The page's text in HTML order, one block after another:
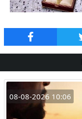
08-08-2026 10:06